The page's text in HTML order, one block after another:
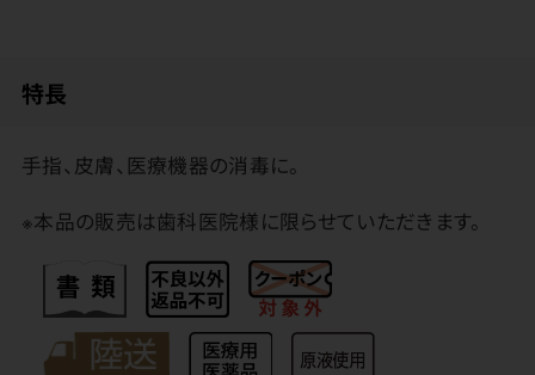
特長
手指、皮膚、医療機器の消毒に。
※本品の販売は歯科医院様に限らせていただきます。